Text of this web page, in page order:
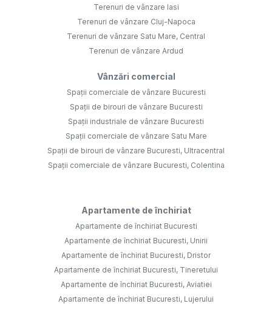
Terenuri de vânzare Iasi
Terenuri de vânzare Cluj-Napoca
Terenuri de vânzare Satu Mare, Central
Terenuri de vânzare Ardud
Vânzări comercial
Spații comerciale de vânzare Bucuresti
Spații de birouri de vânzare Bucuresti
Spații industriale de vânzare Bucuresti
Spații comerciale de vânzare Satu Mare
Spații de birouri de vânzare Bucuresti, Ultracentral
Spații comerciale de vânzare Bucuresti, Colentina
Apartamente de închiriat
Apartamente de închiriat Bucuresti
Apartamente de închiriat Bucuresti, Unirii
Apartamente de închiriat Bucuresti, Dristor
Apartamente de închiriat Bucuresti, Tineretului
Apartamente de închiriat Bucuresti, Aviatiei
Apartamente de închiriat Bucuresti, Lujerului